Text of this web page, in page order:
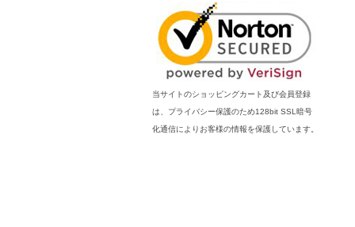
当サイトのショッピングカート及び会員登録
は、プライバシー保護のため128bit SSL暗号
化通信によりお客様の情報を保護しています。